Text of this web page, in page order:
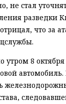
не стал
разведки
что за
утром 8
автомобиль.